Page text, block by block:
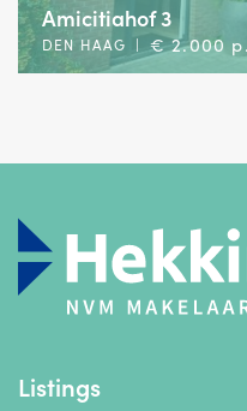
Amicitiahof 3
DEN HAAG | € 2.000
Listings